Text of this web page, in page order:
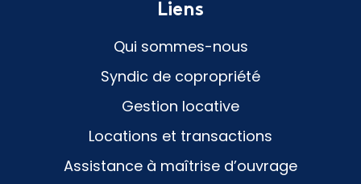
Liens
Qui sommes-nous
Syndic de copropriété
Gestion locative
Locations et transactions
Assistance à maîtrise d’ouvrage